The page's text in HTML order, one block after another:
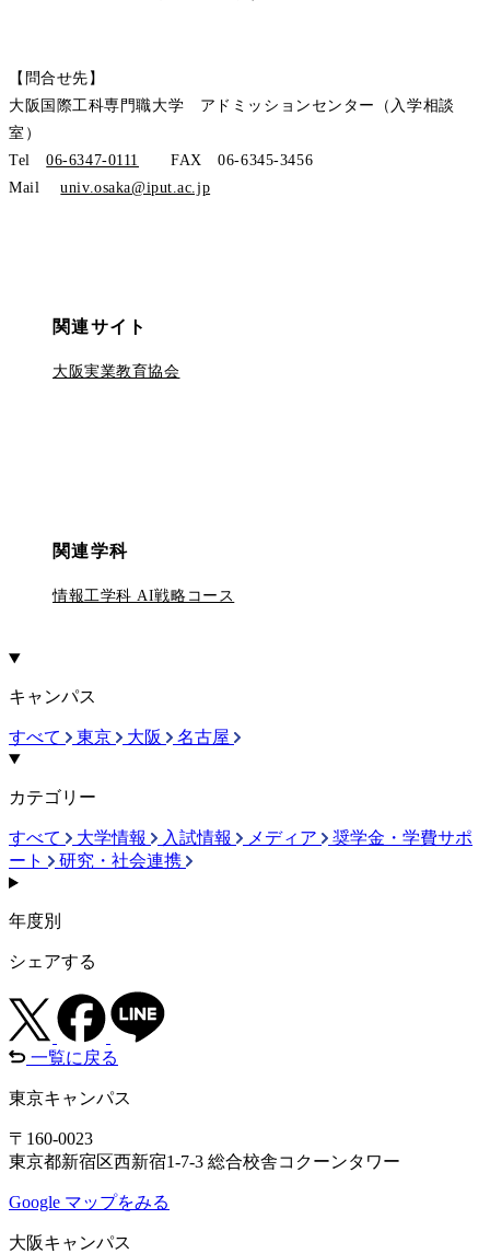
【問合せ先】
大阪国際工科専門職大学 アドミッションセンター（入学相談
室）
Tel06-6347-0111
FAX 06-6345-3456
Mailuniv.osaka@iput.ac.jp
関連サイト
大阪実業教育協会
関連学科
情報工学科 AI戦略コース
キャンパス
すべて 東京 大阪 名古屋
カテゴリー
すべて 大学情報 入試情報 メディア
奨学金・学費サポ
ート
研究・社会連携
年度別
シェアする
一覧に戻る
東京キャンパス
〒160-0023
東京都新宿区西新宿1-7-3 総合校舎コクーンタワー
Google マップをみる
大阪キャンパス